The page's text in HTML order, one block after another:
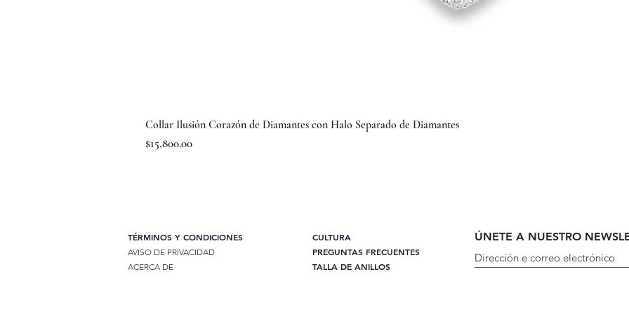
Vista rápida
Collar Ilusión Corazón de Diamantes con Halo Separado de Diamantes
Precio
$15,800.00
TÉRMINOS Y CONDICIONES
AVISO DE PRIVACIDAD
ACERCA DE
CULTURA
PREGUNTAS FRECUENTES
TALLA DE ANILLOS
ÚNETE A NUESTRO